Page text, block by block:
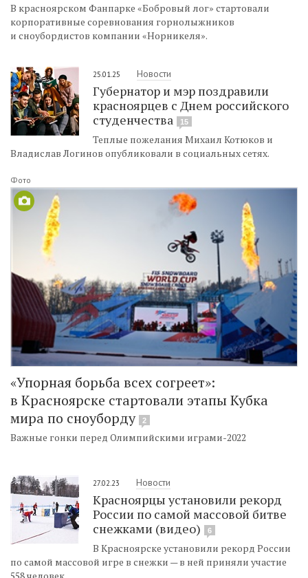
В красноярском Фанпарке «Бобровый лог» стартовали
корпоративные соревнования горнолыжников
и сноубордистов компании «Норникеля».
25.01.25 Новости
Губернатор и мэр поздравили
красноярцев с Днем российского
студенчества
15
Теплые пожелания Михаил Котюков и
Владислав Логинов опубликовали в социальных сетях.
Фото
«Упорная борьба всех согреет»:
в Красноярске стартовали этапы Кубка
мира по сноуборду
2
Важные гонки перед Олимпийскими играми-2022
27.02.23 Новости
Красноярцы установили рекорд
России по самой массовой битве
снежками (видео)
6
В Красноярске установили рекорд России
по самой массовой игре в снежки — в ней приняли участие
558 человек.